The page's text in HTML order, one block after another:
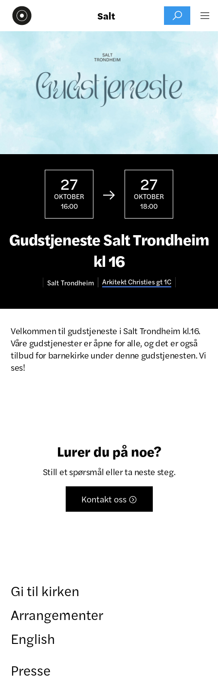
Salt  
27
OKTOBER
16:00

27
OKTOBER
18:00
Gudstjeneste Salt Trondheim
kl 16
Salt Trondheim Arkitekt Christies gt 1C
Velkommen til gudstjeneste i Salt Trondheim kl.16.
Våre gudstjenester er åpne for alle, og det er også
tilbud for barnekirke under denne gudstjenesten. Vi
ses!
Lurer du på noe?
Still et spørsmål eller ta neste steg.
Kontakt oss 
Gi til kirken
Arrangementer
English
Presse